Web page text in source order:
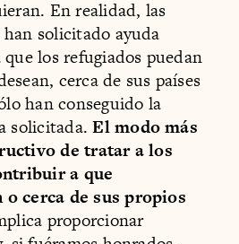
En realidad, las
solicitado ayuda
los refugiados puedan
cerca de sus países
han conseguido la
solicitada.El modo más
de tratar a los
a que
o cerca de sus propios
proporcionar